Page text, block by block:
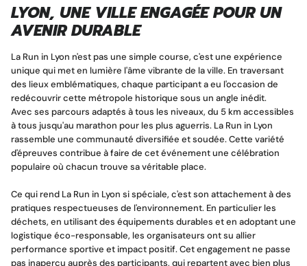
Magnet personnalisé
LYON, UNE VILLE ENGAGÉE POUR UN
AVENIR DURABLE
La Run in Lyon n'est pas une simple course, c'est une expérience
unique qui met en lumière l'âme vibrante de la ville. En traversant
des lieux emblématiques, chaque participant a eu l'occasion de
redécouvrir cette métropole historique sous un angle inédit.
Avec ses parcours adaptés à tous les niveaux, du 5 km accessibles
à tous jusqu'au marathon pour les plus aguerris. La Run in Lyon
rassemble une communauté diversifiée et soudée. Cette variété
d'épreuves contribue à faire de cet événement une célébration
populaire où chacun trouve sa véritable place.
Ce qui rend La Run in Lyon si spéciale, c'est son attachement à des
pratiques respectueuses de l'environnement. En particulier les
déchets, en utilisant des équipements durables et en adoptant une
logistique éco-responsable, les organisateurs ont su allier
performance sportive et impact positif. Cet engagement ne passe
pas inaperçu auprès des participants, qui repartent avec bien plus